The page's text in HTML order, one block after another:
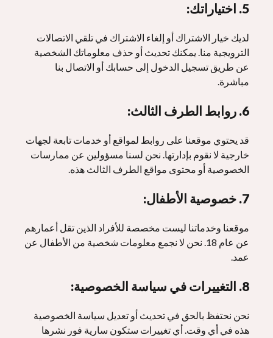
5. اختياراتك:
لديك خيار الاشتراك أو إلغاء الاشتراك في تلقي الاتصالات
الترويجية منا. يمكنك تحديث أو حذف معلوماتك الشخصية
عن طريق تسجيل الدخول إلى حسابك أو الاتصال بنا
مباشرة.
6. روابط الطرف الثالث:
قد يحتوي موقعنا على روابط لمواقع أو خدمات تابعة لجهات
خارجية لا نقوم بإدارتها. نحن لسنا مسؤولين عن ممارسات
الخصوصية أو محتوى مواقع الطرف الثالث هذه.
7. خصوصية الأطفال:
موقعنا وخدماتنا ليست مخصصة للأفراد الذين تقل أعمارهم
عن عام 18. نحن لا نجمع معلومات شخصية من الأطفال عن
عمد.
8. التغييرات في سياسة الخصوصية:
نحن نحتفظ بالحق في تحديث أو تعديل سياسة الخصوصية
هذه في أي وقت. أي تغييرات ستكون سارية فور نشرها